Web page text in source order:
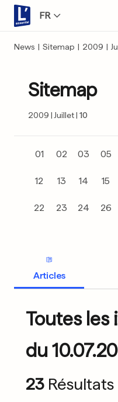
FR
News | Sitemap | 2009 |
Sitemap
2009 Juillet 10
01 02 03 05
12 13 14 15
22 23 24 26
Articles
Toutes
du
23 Résultats